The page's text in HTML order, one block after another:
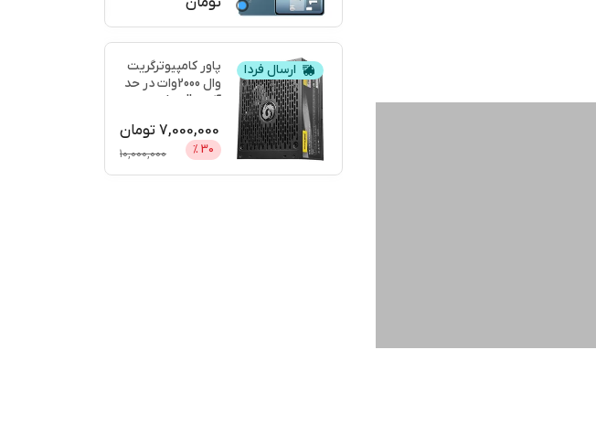
ارسال فردا
پاور کامپیوترگریت
وال 2000وات در حد
آکبندgreatwall
7,000,000 تومان
30
%
10,000,000